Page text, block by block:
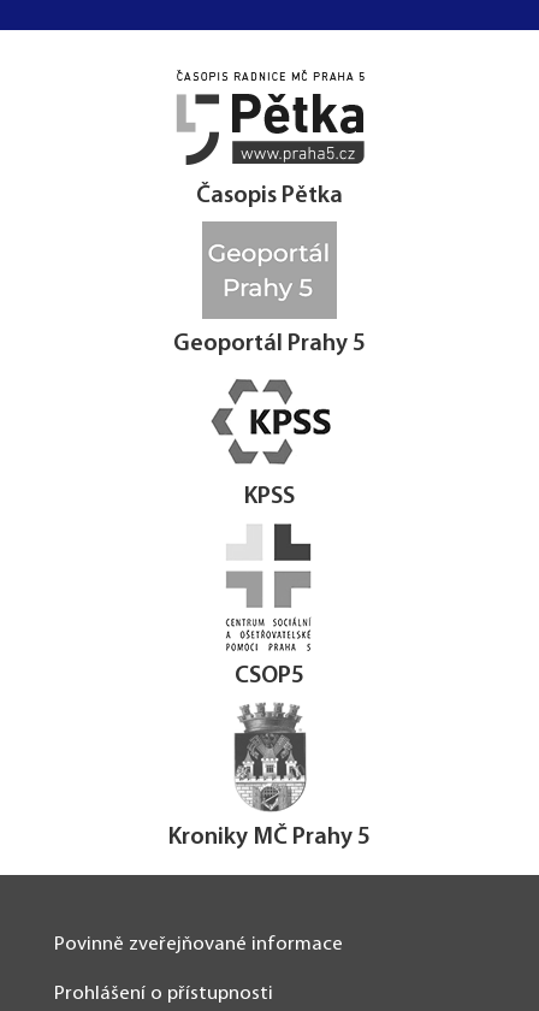
 
Časopis Pětka
Geoportál Prahy 5
KPSS
CSOP5
Kroniky MČ Prahy 5
Povinně zveřejňované informace
Prohlášení o přístupnosti